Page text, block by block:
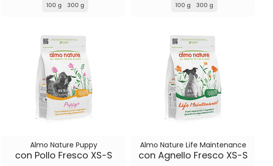
100 g 300 g 100 g 300 g
Almo Nature Puppy
con Pollo Fresco XS-S
Almo Nature Life Maintenance
con Agnello Fresco XS-S